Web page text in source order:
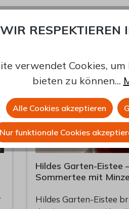
Hildes Garten-Eistee
Sommertee mit
Hildes Garten-Eistee
WIR RESPEKTIEREN
verwendet Cookies,
bieten zu können...
Alle Cookies akzeptieren
Nur funktionale Cookies